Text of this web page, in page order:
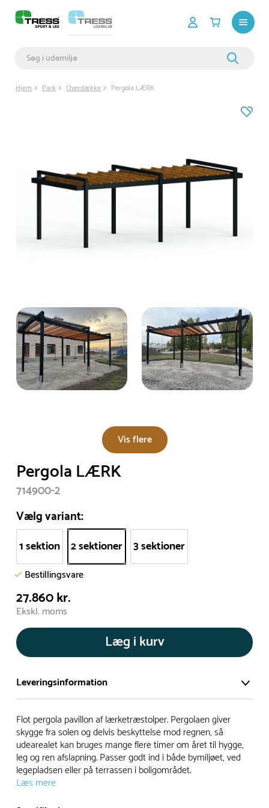
Hjem Park Overdække Pergola LÆRK
Vis flere
Pergola LÆRK
714900-2
Vælg variant:
1 sektion 2 sektioner 3 sektioner
Bestillingsvare
27.860 kr.
Ekskl. moms
Læg i kurv
Leveringsinformation
Vi har et stort og effektivt lager på ca. 6.000 kvadratmeter
med mere end 5.000 forskellige produkter på hylderne til
omgående levering.
- Leveringstiden på lagervarer er i Danmark normalt 1-3
hverdage
Flot pergola pavillon af lærketræstolper. Pergolaen giver
skygge fra solen og delvis beskyttelse mod regnen, så
udearealet kan bruges mange flere timer om året til hygge,
leg og ren afslapning. Passer godt ind i både bymiljøet, ved
legepladsen eller på terrassen i boligområdet.
Læs mere